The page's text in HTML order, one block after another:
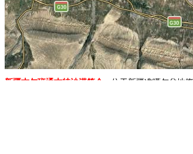
新疆古尔班通古特沙漠简介：
位于新疆准噶尔盆地